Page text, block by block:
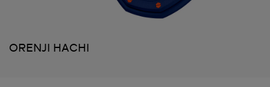
ORENJI HACHI